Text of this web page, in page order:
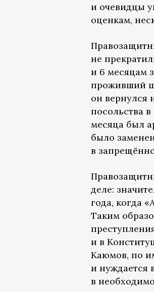
и очевидцы
оценкам,
не
и 6 месяцам
проживший
он вернулся
посольства
месяца был
было
в
деле:
года, когда
Таким
и в
Каюмов, по
и нуждается
в